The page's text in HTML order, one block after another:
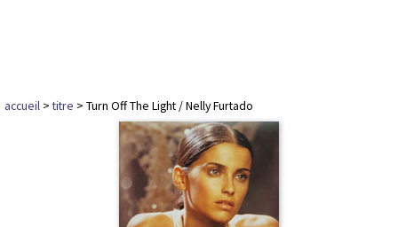
accueil >titre > Turn Off The Light / Nelly Furtado